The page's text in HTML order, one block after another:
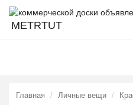
METRTUT
Главная Личные вещи